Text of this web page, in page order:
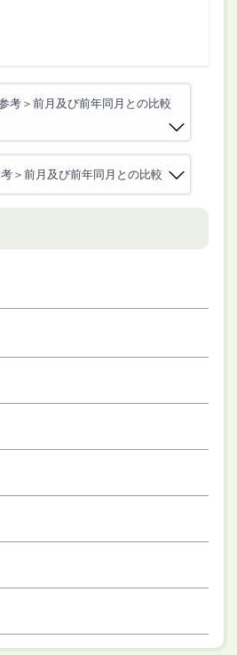
＞前月及び前年同月との比較
＞前月及び前年同月との比較